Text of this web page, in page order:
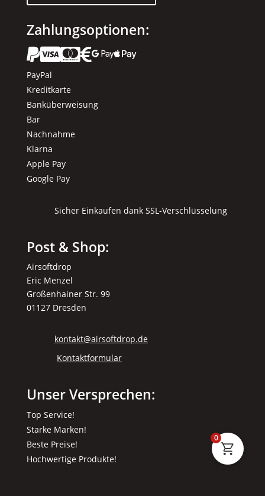
Zahlungsoptionen:
 
PayPal
Kreditkarte
Banküberweisung
Bar
Nachnahme
Klarna
Apple Pay
Google Pay
Sicher Einkaufen dank SSL-Verschlüsselung
Post & Shop:
Airsoftdrop
Eric Menzel
Großenhainer Str. 99
01127 Dresden
kontakt@airsoftdrop.de
Kontaktformular
Unser Versprechen:
Top Service!
Starke Marken!
Beste Preise!
Hochwertige Produkte!
0